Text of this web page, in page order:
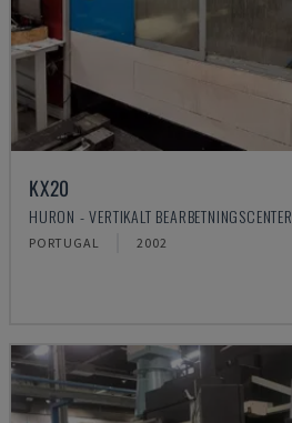
KX20
HURON - VERTIKALT BEARBETNINGSCENTER
PORTUGAL 2002